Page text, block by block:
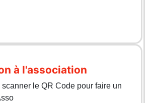
à l'association
le QR Code pour faire un